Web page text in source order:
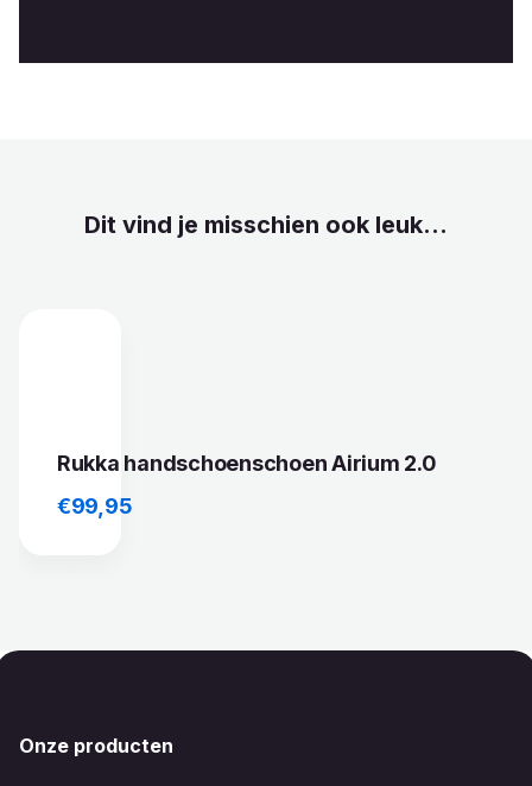
Dit vind je misschien ook leuk...
Rukka handschoenschoen Airium 2.0
€99,95
Onze producten